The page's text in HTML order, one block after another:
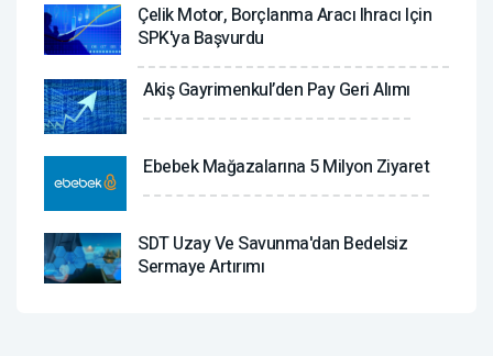
Çelik Motor, Borçlanma Aracı Ihracı Için
SPK'ya Başvurdu
Akiş Gayrimenkul’den Pay Geri Alımı
Ebebek Mağazalarına 5 Milyon Ziyaret
SDT Uzay Ve Savunma'dan Bedelsiz
Sermaye Artırımı